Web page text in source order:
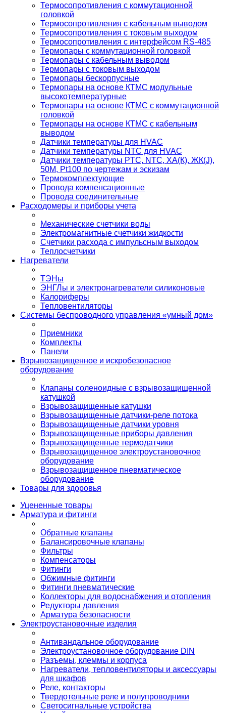
Термосопротивления с коммутационной
головкой
Термосопротивления с кабельным выводом
Термосопротивления с токовым выходом
Термосопротивления с интерфейсом RS-485
Термопары с коммутационной головкой
Термопары с кабельным выводом
Термопары с токовым выходом
Термопары бескорпусные
Термопары на основе КТМС модульные
высокотемпературные
Термопары на основе КТМС с коммутационной
головкой
Термопары на основе КТМС с кабельным
выводом
Датчики температуры для HVAC
Датчики температуры NTC для HVAC
Датчики температуры PTС, NTC, ХА(К), ЖК(J),
50М, Pt100 по чертежам и эскизам
Термокомплектующие
Провода компенсационные
Провода соединительные
Расходомеры и приборы учета
Механические счетчики воды
Электромагнитные счетчики жидкости
Счетчики расхода с импульсным выходом
Теплосчетчики
Нагреватели
ТЭНы
ЭНГЛы и электронагреватели силиконовые
Калориферы
Тепловентиляторы
Системы беспроводного управления «умный дом»
Приемники
Комплекты
Панели
Взрывозащищенное и искробезопасное
оборудование
Клапаны соленоидные с взрывозащищенной
катушкой
Взрывозащищенные катушки
Взрывозащищенные датчики-реле потока
Взрывозащищенные датчики уровня
Взрывозащищенные приборы давления
Взрывозащищенные термодатчики
Взрывозащищенное электроустановочное
оборудование
Взрывозащищенное пневматическое
оборудование
Товары для здоровья
Уцененные товары
Арматура и фитинги
Обратные клапаны
Балансировочные клапаны
Фильтры
Компенсаторы
Фитинги
Обжимные фитинги
Фитинги пневматические
Коллекторы для водоснабжения и отопления
Редукторы давления
Арматура безопасности
Электроустановочные изделия
Антивандальное оборудование
Электроустановочное оборудование DIN
Разъемы, клеммы и корпуса
Нагреватели, тепловентиляторы и аксессуары
для шкафов
Реле, контакторы
Твердотельные реле и полупроводники
Светосигнальные устройства